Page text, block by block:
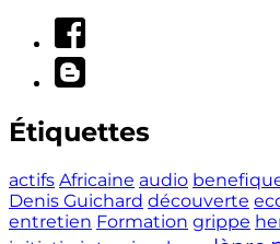
Étiquettes
actifs Africaine audio
Denis Guichard découverte
entretien Formation grippe